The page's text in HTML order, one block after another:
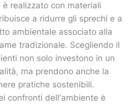
realizzato con materiali
a ridurre gli sprechi e a
ambientale associato alla
tradizionale. Scegliendo il
non solo investono in un
ma prendono anche la
pratiche sostenibili.
confronti dell'ambiente è